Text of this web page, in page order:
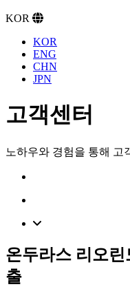
KOR
KOR
ENG
CHN
JPN
고객센터
노하우와 경험을 통해 고
온두라스 리오
출